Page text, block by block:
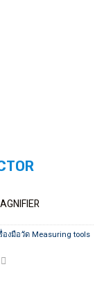
องมือวัด Measuring tools